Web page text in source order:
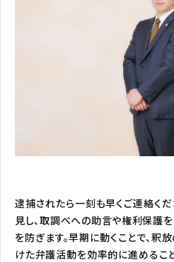
逮捕されたら一刻も早くご連絡く
見し、取調べへの助言や権利保護
を防ぎます。早期に動くことで、釈
けた弁護活動を効率的に進めるこ